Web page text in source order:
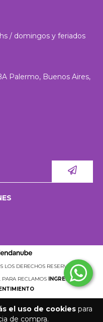
el uso de cookiespara
de compra.
/ domingos y feriados
Palermo, Buenos Aires,
LOS DERECHOS RESERVADOS.
PARA RECLAMOS INGRESÁ ACÁ.